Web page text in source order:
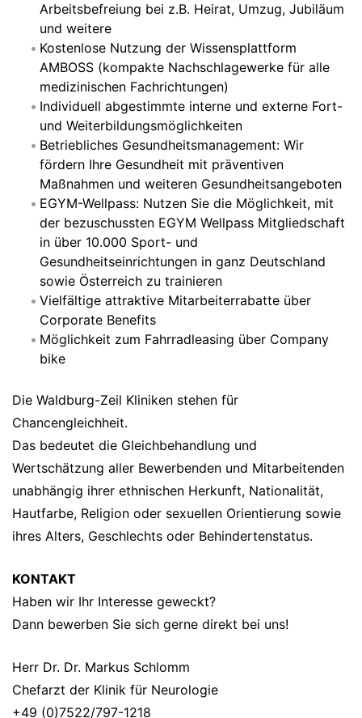
Arbeitsbefreiung bei z.B. Heirat, Umzug, Jubiläum
und weitere
Kostenlose Nutzung der Wissensplattform
AMBOSS (kompakte Nachschlagewerke für alle
medizinischen Fachrichtungen)
Individuell abgestimmte interne und externe Fort-
und Weiterbildungsmöglichkeiten
Betriebliches Gesundheitsmanagement: Wir
fördern Ihre Gesundheit mit präventiven
Maßnahmen und weiteren Gesundheitsangeboten
EGYM-Wellpass: Nutzen Sie die Möglichkeit, mit
der bezuschussten EGYM Wellpass Mitgliedschaft
in über 10.000 Sport- und
Gesundheitseinrichtungen in ganz Deutschland
sowie Österreich zu trainieren
Vielfältige attraktive Mitarbeiterrabatte über
Corporate Benefits
Möglichkeit zum Fahrradleasing über Company
bike
Die Waldburg-Zeil Kliniken stehen für
Chancengleichheit.
Das bedeutet die Gleichbehandlung und
Wertschätzung aller Bewerbenden und Mitarbeitenden
unabhängig ihrer ethnischen Herkunft, Nationalität,
Hautfarbe, Religion oder sexuellen Orientierung sowie
ihres Alters, Geschlechts oder Behindertenstatus.
KONTAKT
Haben wir Ihr Interesse geweckt?
Dann bewerben Sie sich gerne direkt bei uns!
Herr Dr. Dr. Markus Schlomm
Chefarzt der Klinik für Neurologie
+49 (0)7522/797-1218